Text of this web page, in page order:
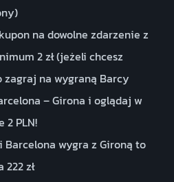
na dowolne zdarzenie z
2 zł (jeżeli chcesz
zagraj na wygraną Barcy
– Girona i oglądaj w
2 PLN!
Barcelona wygra z Gironą to
zł